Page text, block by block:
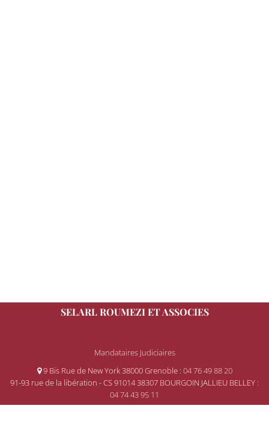
SELARL ROUMEZI ET ASSOCIES
Mandataires Judiciaires
9 Bis Rue de New York 38000 Grenoble : 04 76 49 88 20
91-93 rue de la libération - CS 91014 38307 BOURGOIN JALLIEU BELLEY :
04 74 43 95 11